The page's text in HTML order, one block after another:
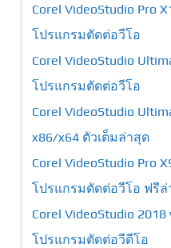
Corel VideoStudio Pro
โปรแกรมตัดต่อวีโอ
Corel VideoStudio
โปรแกรมตัดต่อวีโอ
Corel VideoStudio
x86/x64 ตัวเต็มล่าสุด
Corel VideoStudio Pro
โปรแกรมตัดต่อวีโอ ฟรีล่
Corel VideoStudio
โปรแกรมตัดต่อวีดีโอ